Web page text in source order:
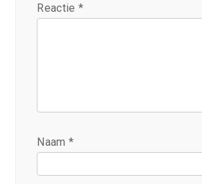
Reactie *
Naam*